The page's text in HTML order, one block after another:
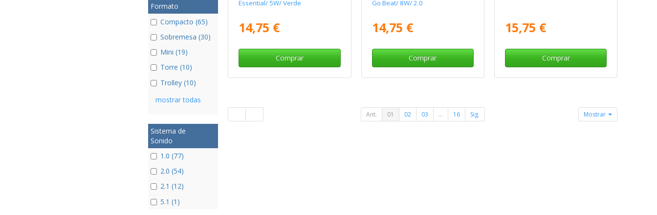
Formato
Compacto (65)
Sobremesa (30)
Mini (19)
Torre (10)
Trolley (10)
mostrar todas
Sistema de
Sonido
1.0 (77)
2.0 (54)
2.1 (12)
5.1 (1)
Essential/ 5W/ Verde
14,75 €
Comprar
Go Beat/ 8W/ 2.0
14,75 €
Comprar
15,75 €
Comprar
Ant. 01 02 03 ... 16 Sig. Mostrar